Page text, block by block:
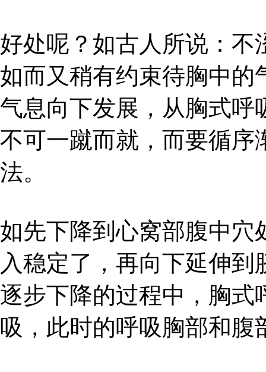
好处呢？如古人所说：不
如而又稍有约束待胸中的
气息向下发展，从胸式呼
不可一蹴而就，而要循序
法。
如先下降到心窝部腹中穴
入稳定了，再向下延伸
逐步下降的过程中，胸式
吸，此时的呼吸胸部和腹